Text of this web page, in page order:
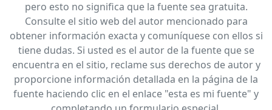
pero esto no significa que la fuente sea gratuita.
Consulte el sitio web del autor mencionado para
obtener información exacta y comuníquese con ellos si
tiene dudas. Si usted es el autor de la fuente que se
encuentra en el sitio, reclame sus derechos de autor y
proporcione información detallada en la página de la
fuente haciendo clic en el enlace "esta es mi fuente" y